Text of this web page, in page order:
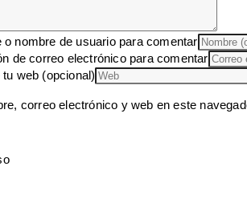
o nombre de usuario para comentar
de correo electrónico para comentar
web (opcional)
correo electrónico y web en este